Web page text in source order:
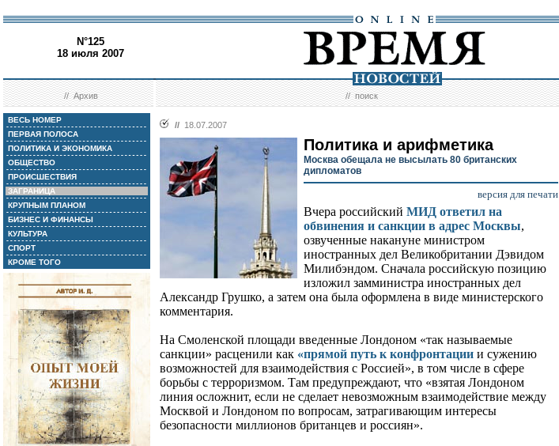
N°125
18 июля 2007
//Архив //поиск
ВЕСЬ НОМЕР
ПЕРВАЯ ПОЛОСА
ПОЛИТИКА И ЭКОНОМИКА
ОБЩЕСТВО
ПРОИСШЕСТВИЯ
ЗАГРАНИЦА
КРУПНЫМ ПЛАНОМ
БИЗНЕС И ФИНАНСЫ
КУЛЬТУРА
СПОРТ
КРОМЕ ТОГО
// 18.07.2007
Политика и арифметика
Москва обещала не высылать 80 британских
дипломатов
версия для печати
Вчера российский МИД ответил на
обвинения и санкции в адрес Москвы,
озвученные накануне министром
иностранных дел Великобритании Дэвидом
Милибэндом. Сначала российскую позицию
изложил замминистра иностранных дел
Александр Грушко, а затем она была оформлена в виде министерского
комментария.
На Смоленской площади введенные Лондоном «так называемые
санкции» расценили как «прямой путь к конфронтации и сужению
возможностей для взаимодействия с Россией», в том числе в сфере
борьбы с терроризмом. Там предупреждают, что «взятая Лондоном
линия осложнит, если не сделает невозможным взаимодействие между
Москвой и Лондоном по вопросам, затрагивающим интересы
безопасности миллионов британцев и россиян».